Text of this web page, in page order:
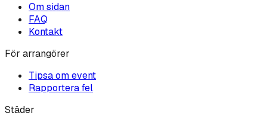
Om sidan
FAQ
Kontakt
För arrangörer
Tipsa om event
Rapportera fel
Städer